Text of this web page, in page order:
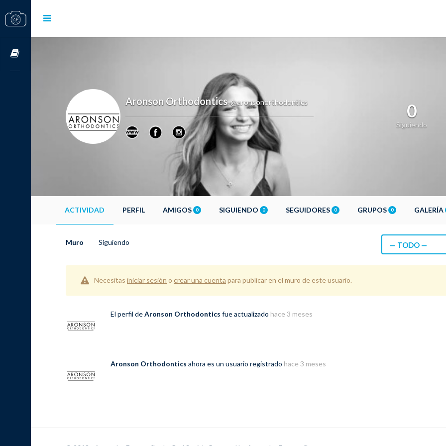
Aronson Orthodontics,@aronsonorthodontics 0
Siguiendo
ACTIVIDAD PERFIL AMIGOS 0 SIGUIENDO 0 SEGUIDORES 0 GRUPOS 0 GALERÍA
Muro Siguiendo — TODO —
Necesitas iniciar sesión o crear una cuenta para publicar en el muro de este usuario.
El perfil deAronson Orthodontics fue actualizado hace 3 meses
Aronson Orthodontics ahora es un usuario registrado hace 3 meses